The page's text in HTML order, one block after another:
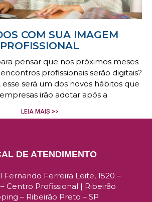
COM SUA IMAGEM
PROFISSIONAL
pensar que nos próximos meses
profissionais serão digitais?
será um dos novos hábitos que
irão adotar após a
LEIA MAIS >>
DE ATENDIMENTO
Fernando Ferreira Leite, 1520 –
Centro Profissional | Ribeirão
– Ribeirão Preto – SP